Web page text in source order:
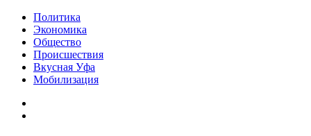
Политика
Экономика
Общество
Происшествия
Вкусная Уфа
Мобилизация